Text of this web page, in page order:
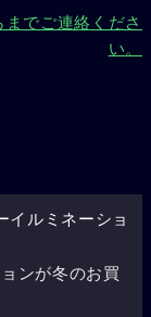
までご連絡くださ
い。
イルミネーショ
ンが冬のお買